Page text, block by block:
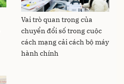
Vai trò quan trọng của
chuyển đổi số trong cuộc
cách mạng cải cách bộ máy
hành chính